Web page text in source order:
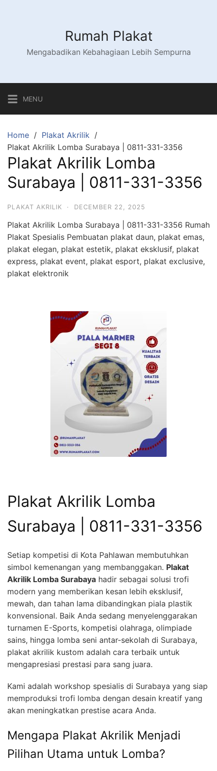
Rumah Plakat
Mengabadikan Kebahagiaan Lebih Sempurna
MENU
Home
Plakat Akrilik
Plakat Akrilik Lomba Surabaya | 0811-331-3356
Plakat Akrilik Lomba
Surabaya | 0811-331-3356
PLAKAT AKRILIK · DECEMBER 22, 2025
Plakat Akrilik Lomba Surabaya | 0811-331-3356 Rumah
Plakat Spesialis Pembuatan plakat daun, plakat emas,
plakat elegan, plakat estetik, plakat eksklusif, plakat
express, plakat event, plakat esport, plakat exclusive,
plakat elektronik
Plakat Akrilik Lomba
Surabaya | 0811-331-3356
Setiap kompetisi di Kota Pahlawan membutuhkan
simbol kemenangan yang membanggakan. Plakat
Akrilik Lomba Surabaya hadir sebagai solusi trofi
modern yang memberikan kesan lebih eksklusif,
mewah, dan tahan lama dibandingkan piala plastik
konvensional. Baik Anda sedang menyelenggarakan
turnamen E-Sports, kompetisi olahraga, olimpiade
sains, hingga lomba seni antar-sekolah di Surabaya,
plakat akrilik kustom adalah cara terbaik untuk
mengapresiasi prestasi para sang juara.
Kami adalah workshop spesialis di Surabaya yang siap
memproduksi trofi lomba dengan desain kreatif yang
akan meningkatkan prestise acara Anda.
Mengapa Plakat Akrilik Menjadi
Pilihan Utama untuk Lomba?